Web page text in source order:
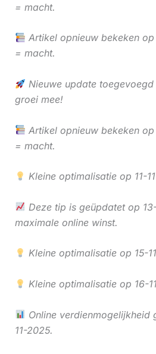
= macht.
Artikel opnieuw bekeken
= macht.
Nieuwe update
groei mee!
Artikel opnieuw bekeken
= macht.
Kleine optimalisatie op 11-
Deze tip is geüpdatet op
maximale online winst.
Kleine optimalisatie op 15-
Kleine optimalisatie op 16-
Online
11-2025.